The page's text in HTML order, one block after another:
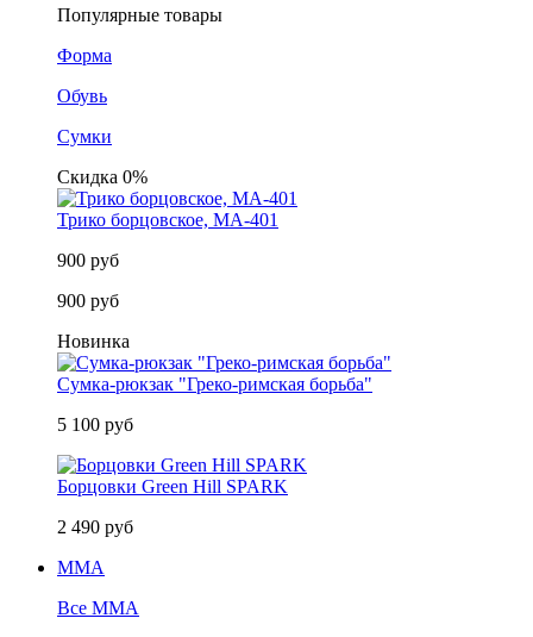
Популярные товары
Форма
Обувь
Сумки
Скидка 0%
Трико борцовское, MA-401
900 руб
900 руб
Новинка
Сумка-рюкзак "Греко-римская борьба"
5 100 руб
Борцовки Green Hill SPARK
2 490 руб
MMA
Все MMA